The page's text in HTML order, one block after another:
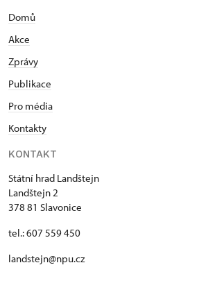
Domů
Akce
Zprávy
Publikace
Pro média
Kontakty
KONTAKT
Státní hrad Landštejn
Landštejn 2
378 81 Slavonice
tel.: 607 559 450
landstejn@npu.cz